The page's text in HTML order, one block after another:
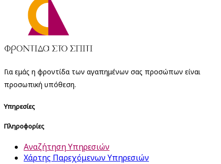
Για εμάς η φροντίδα των αγαπημένων σας προσώπων είναι
προσωπική υπόθεση.
Υπηρεσίες
Πληροφορίες
Αναζήτηση Υπηρεσιών
Χάρτης Παρεχόμενων Υπηρεσιών